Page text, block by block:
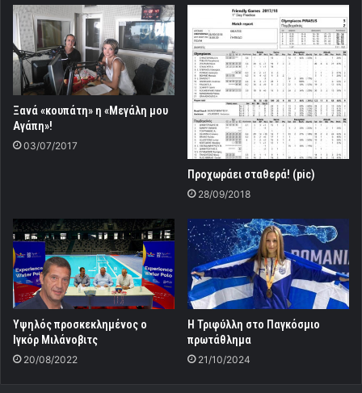
Ξανά «κουπάτη» η «Μεγάλη μου
Αγάπη»!
03/07/2017
Προχωράει σταθερά! (pic)
28/09/2018
Υψηλός προσκεκλημένος ο
Ιγκόρ Μιλάνοβιτς
20/08/2022
Η Τριφύλλη στο Παγκόσμιο
πρωτάθλημα
21/10/2024